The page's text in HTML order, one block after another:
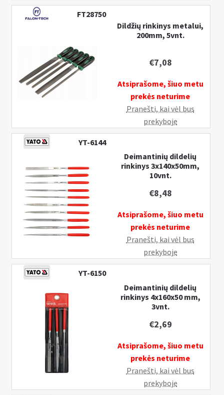
Grandinių
dildės
FT28750
Dildžių rinkinys metalui,
200mm, 5vnt.
€7,08
Atsiprašome, šiuo metu
prekės neturime
Pranešti, kai vėl bus
prekyboje
YT-6144
Deimantinių dildelių
rinkinys 3x140x50mm,
10vnt.
€8,48
Atsiprašome, šiuo metu
prekės neturime
Pranešti, kai vėl bus
prekyboje
YT-6150
Deimantinių dildelių
rinkinys 4x160x50 mm,
3vnt.
€2,69
Atsiprašome, šiuo metu
prekės neturime
Pranešti, kai vėl bus
prekyboje